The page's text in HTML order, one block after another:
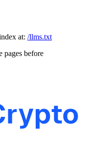
at: /llms.txt
pages before